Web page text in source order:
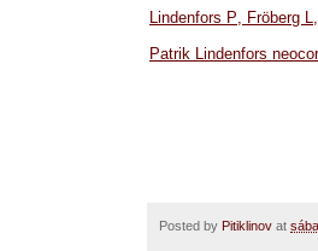
Lindenfors P, Fröberg
Patrik Lindenfors
Posted by Pitiklinov at